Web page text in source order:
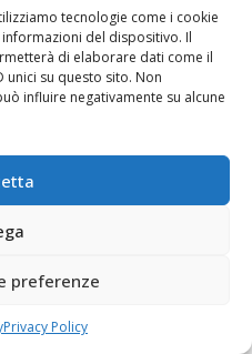
tecnologie come i cookie
del dispositivo. Il
di elaborare dati come il
su questo sito. Non
influire negativamente su alcune
preferenze
Privacy Policy
, | Albergo diffuso
contenuto